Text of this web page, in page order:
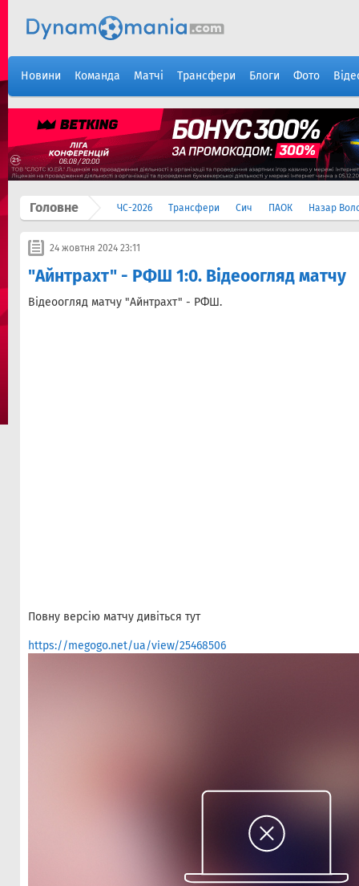
Новини Команда Матчі Трансфери Блоги Фото
Головне ЧС-2026 Трансфери Сич ПАОК Назар
24 жовтня 2024 23:11
"Айнтрахт" - РФШ 1:0. Відеоогляд матчу
Відеоогляд матчу "Айнтрахт" - РФШ.
Повну версію матчу дивіться тут
https://megogo.net/ua/view/25468506